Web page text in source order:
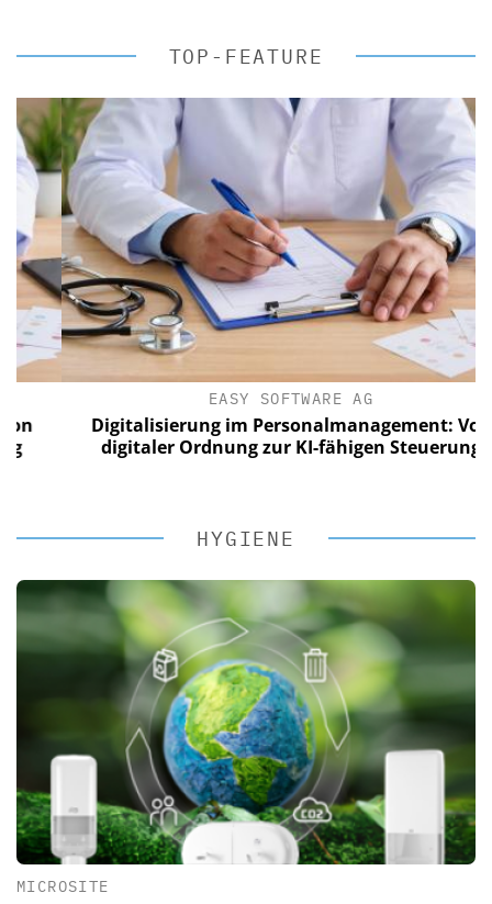
TOP-FEATURE
EASY SOFTWARE AG
Digitalisierung im Personalmanagement: Von
digitaler Ordnung zur KI-fähigen Steuerung
HYGIENE
MICROSITE